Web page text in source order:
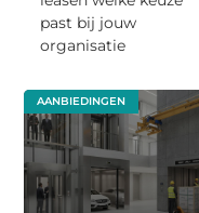
past bij jouw
organisatie
AANBIEDINGEN